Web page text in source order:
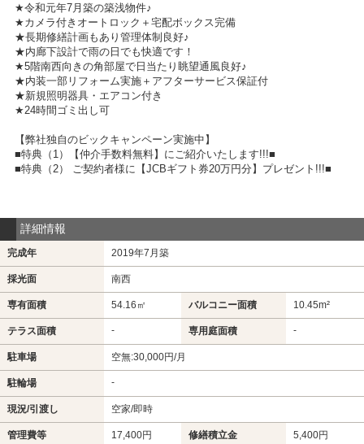
★令和元年7月築の築浅物件♪
★カメラ付きオートロック＋宅配ボックス完備
★長期修繕計画もあり管理体制良好♪
★内廊下設計で雨の日でも快適です！
★5階南西向きの角部屋で日当たり眺望通風良好♪
★内装一部リフォーム実施＋アフターサービス保証付
★新規照明器具・エアコン付き
★24時間ゴミ出し可
【弊社独自のビックキャンペーン実施中】
■特典（1）【仲介手数料無料】にご紹介いたします!!!■
■特典（2） ご契約者様に【JCBギフト券20万円分】プレゼント!!!■
詳細情報
完成年 2019年7月築
採光面 南西
専有面積 54.16㎡ バルコニー面積 10.45m²
テラス面積 - 専用庭面積 -
駐車場 空無:30,000円/月
駐輪場 -
現況/引渡し 空家/即時
管理費等 17,400円 修繕積立金 5,400円